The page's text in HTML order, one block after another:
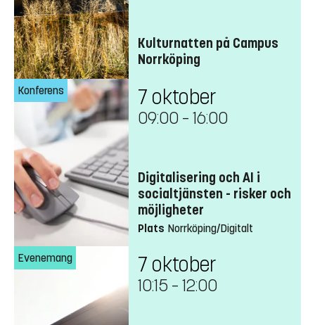
Kulturnatten på Campus
Norrköping
Konferens 7 oktober
09:00 – 16:00
Digitalisering och AI i
socialtjänsten - risker och
möjligheter
Plats Norrköping/Digitalt
Evenemang 7 oktober
10:15 – 12:00